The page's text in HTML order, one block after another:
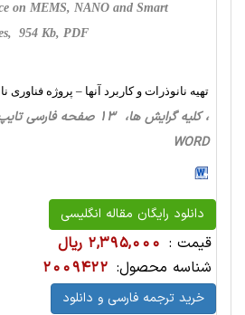
on MEMS, NANO and Smart
954 Kb, PDF
تهیه نانوذرات و کاربرد آنها – پروژه فناوری
WORD
دانلود رایگان مقاله انگلیسی
قیمت : 2,395,000 ریال
شناسه محصول: 2009422
خرید ترجمه فارسی و دانلود